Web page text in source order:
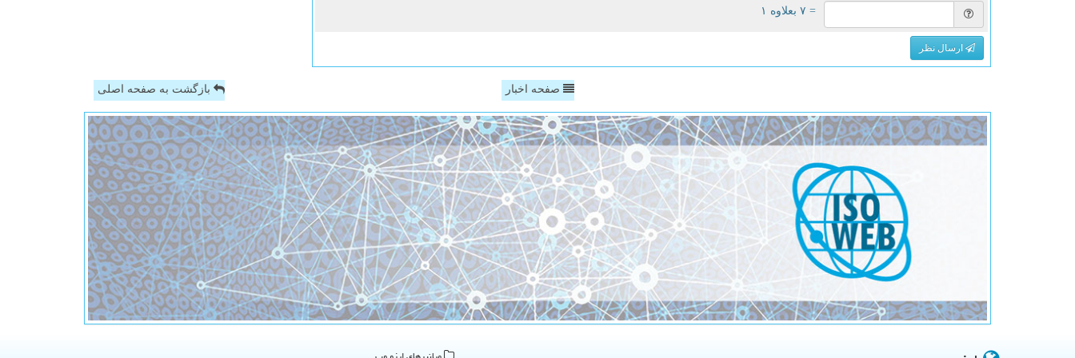
= ۷ بعلاوه ۱
ارسال نظر
صفحه اخبار بازگشت به صفحه اصلی